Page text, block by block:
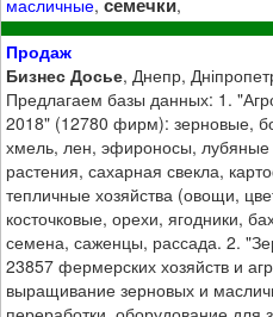
масличные, ,
Продаж
Бизнес Досье, Днепр,
Предлагаем базы данных: 1.
2018" (12780 фирм): зерновые,
хмель, лен, эфироносы, лубяные
растения, сахарная свекла,
тепличные хозяйства (овощи,
косточковые, орехи, ягодники,
семена, саженцы, рассада. 2.
23857 фермерских хозяйств и
выращивание зерновых и